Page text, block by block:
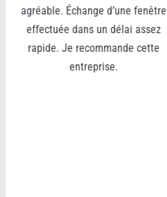
agréable. Échange d’une fenêtre
effectuée dans un délai assez
rapide. Je recommande cette
entreprise.